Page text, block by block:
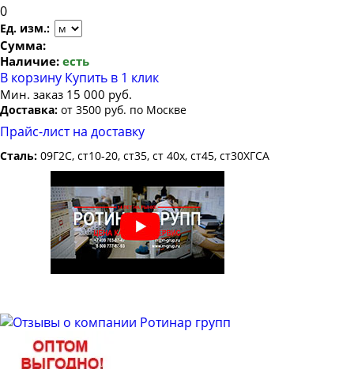
Труба бесшовная 35
Труба бесшовная 36
Труба бесшовная 38
Труба бесшовная 40
Труба бесшовная 42
Труба бесшовная 45
Труба бесшовная 48
Труба бесшовная 50
Труба бесшовная 51
Труба бесшовная 53
Труба бесшовная 63
Ед. изм.:
Сумма:
Наличие: есть
В корзину Купить в 1 клик
Мин. заказ 15 000 руб.
Доставка: от 3500 руб. по Москве
Прайс-лист на доставку
Сталь: 09Г2С, ст10-20, ст35, ст 40х, ст45, ст30ХГСА